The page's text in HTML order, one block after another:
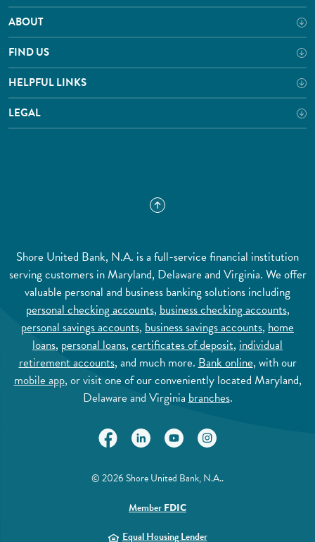
ABOUT
FIND US
HELPFUL LINKS
LEGAL
Shore United Bank, N.A. is a full-service financial institution
serving customers in Maryland, Delaware and Virginia. We offer
valuable personal and business banking solutions including
personal checking accounts,business checking accounts,
personal savings accounts, business savings accounts, home
loans, personal loans, certificates of deposit, individual
retirement accounts, and much more.Bank online, with our
mobile app, or visit one of our conveniently located Maryland,
Delaware and Virginiabranches.
(Opens in a new Window)
(Opens in a new Window)
(Opens in a new Window)
(Opens in a new
©2026Shore United Bank, N.A..
Member FDIC(Opens in a new Window)
Equal Housing Lender(Opens in a new Window)